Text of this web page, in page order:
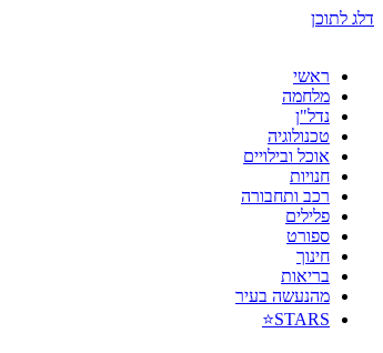
דלג לתוכן
ראשי
מלחמה
נדל"ן
טכנולוגיה
אוכל ובילויים
חנויות
רכב ותחבורה
פלילים
ספורט
חינוך
בריאות
מהנעשה בעיר
STARS⭐